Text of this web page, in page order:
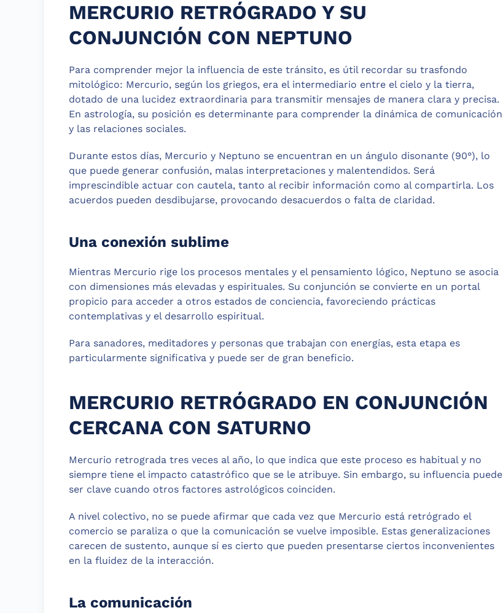
MERCURIO RETRÓGRADO Y SU
CONJUNCIÓN CON NEPTUNO
Para comprender mejor la influencia de este tránsito, es útil recordar su trasfondo
mitológico: Mercurio, según los griegos, era el intermediario entre el cielo y la tierra,
dotado de una lucidez extraordinaria para transmitir mensajes de manera clara y precisa.
En astrología, su posición es determinante para comprender la dinámica de comunicación
y las relaciones sociales.
Durante estos días, Mercurio y Neptuno se encuentran en un ángulo disonante (90°), lo
que puede generar confusión, malas interpretaciones y malentendidos. Será
imprescindible actuar con cautela, tanto al recibir información como al compartirla. Los
acuerdos pueden desdibujarse, provocando desacuerdos o falta de claridad.
Una conexión sublime
Mientras Mercurio rige los procesos mentales y el pensamiento lógico, Neptuno se asocia
con dimensiones más elevadas y espirituales. Su conjunción se convierte en un portal
propicio para acceder a otros estados de conciencia, favoreciendo prácticas
contemplativas y el desarrollo espiritual.
Para sanadores, meditadores y personas que trabajan con energías, esta etapa es
particularmente significativa y puede ser de gran beneficio.
MERCURIO RETRÓGRADO EN CONJUNCIÓN
CERCANA CON SATURNO
Mercurio retrograda tres veces al año, lo que indica que este proceso es habitual y no
siempre tiene el impacto catastrófico que se le atribuye. Sin embargo, su influencia puede
ser clave cuando otros factores astrológicos coinciden.
A nivel colectivo, no se puede afirmar que cada vez que Mercurio está retrógrado el
comercio se paraliza o que la comunicación se vuelve imposible. Estas generalizaciones
carecen de sustento, aunque sí es cierto que pueden presentarse ciertos inconvenientes
en la fluidez de la interacción.
La comunicación